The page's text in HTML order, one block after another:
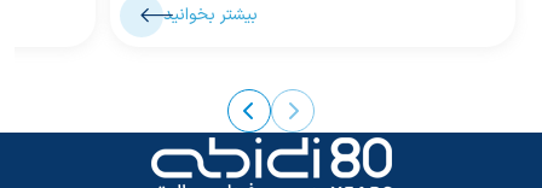
بیشتر بخوانید